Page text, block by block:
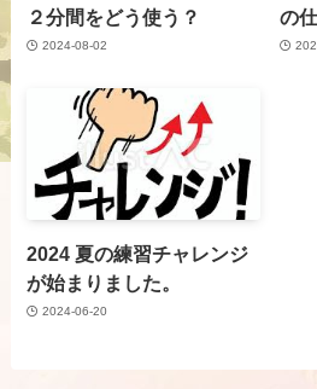
２分間をどう使う？
2024-08-02
の
2024 夏の練習チャレンジ
が始まりました。
2024-06-20